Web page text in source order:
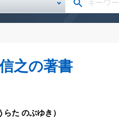
之の著書
らた のぶゆき）